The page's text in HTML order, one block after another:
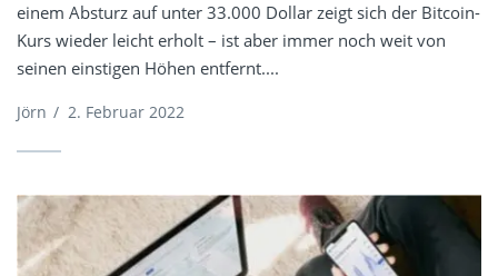
einem Absturz auf unter 33.000 Dollar zeigt sich der Bitcoin-
Kurs wieder leicht erholt – ist aber immer noch weit von
seinen einstigen Höhen entfernt....
Jörn / 2. Februar 2022